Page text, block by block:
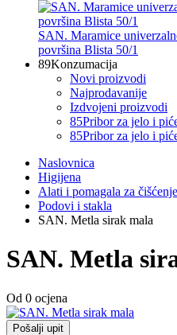
SAN. Maramice
površina Blista 50/1
89Konzumacija
Novi proizvodi
Najprodavanije
Izdvojeni proizvodi
85Pribor za jelo i
85Pribor za jelo i
Naslovnica
Higijena
Alati i pomagala za čišćenje
Podovi i stakla
SAN. Metla sirak mala
SAN. Metla
Od 0 ocjena
Pošalji upit